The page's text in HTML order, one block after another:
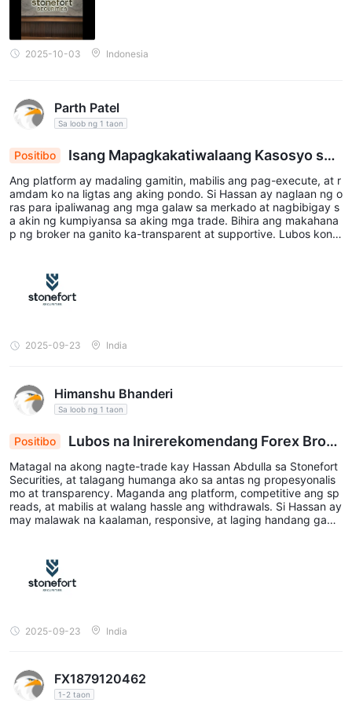
2025-10-03 Indonesia
Parth Patel
Sa loob ng 1 taon
Positibo
Isang Mapagkakatiwalaang Kasosyo sa F
orex Trading
Ang platform ay madaling gamitin, mabilis ang pag-execute, at r
amdam ko na ligtas ang aking pondo. Si Hassan ay naglaan ng o
ras para ipaliwanag ang mga galaw sa merkado at nagbibigay s
a akin ng kumpiyansa sa aking mga trade. Bihira ang makahana
p ng broker na ganito ka-transparent at supportive. Lubos kong
ang karanasan ay napakaganda.
2025-09-23 India
Himanshu Bhanderi
Sa loob ng 1 taon
Positibo
Lubos na Inirerekomendang Forex Broke
rMatagal na akong nagte-trade kay Hassan Abdulla sa Stonefort
Securities, at talagang humanga ako sa antas ng propesyonalis
mo at transparency. Maganda ang platform, competitive ang sp
reads, at mabilis at walang hassle ang withdrawals. Si Hassan ay
may malawak na kaalaman, responsive, at laging handang gaba
rt Securities at lalo na si Hassan Abdulla para sa sinumang nagh
ahanap ng maaasahang forex broker.
2025-09-23 India
FX1879120462
1-2 taon